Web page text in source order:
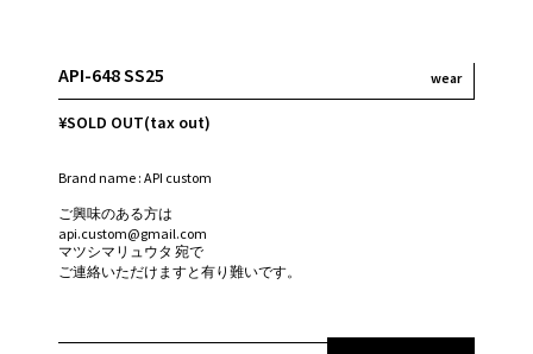
API-648 SS25 wear
¥SOLD OUT(tax out)
Brand name : API custom
ご興味のある方は
api.custom@gmail.com
マツシマリュウタ 宛で
ご連絡いただけますと有り難いです。